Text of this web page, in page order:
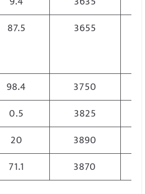
87.5 3655
98.4
3750
0.5
3825
20
3890
71.1 3870